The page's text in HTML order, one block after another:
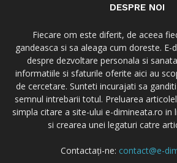
DESPRE NOI
Fiecare om este diferit, de aceea
gandeasca si sa aleaga cum doreste.
despre dezvoltare personala si
informatiile si sfaturile oferite aici au
de cercetare. Sunteti incurajati sa
semnul intrebarii totul. Preluarea
simpla citare a site-ului e-dimineata.ro in
si crearea unei legaturi catre
Contactați-ne: contact@e-